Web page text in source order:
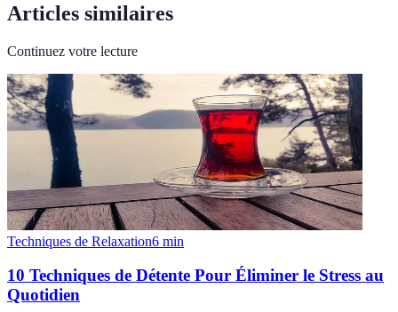
Articles similaires
Continuez votre lecture
Techniques de Relaxation6 min
10 Techniques de Détente Pour Éliminer le Stress au
Quotidien